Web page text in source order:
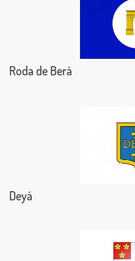
Roda de Berà
Deyá